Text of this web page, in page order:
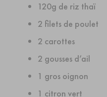
120g de riz thaï
2 filets de poulet
2 carottes
2 gousses d’ail
1 gros oignon
1 citron vert